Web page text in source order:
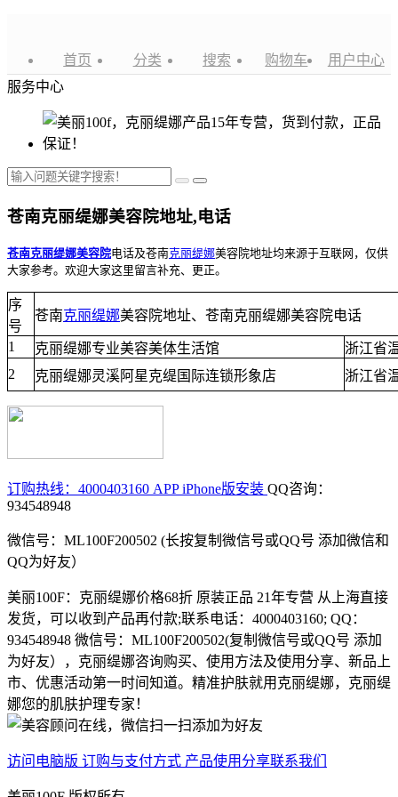
首页 分类 搜索 购物车
用户中心
服务中心
苍南克丽缇娜美容院地址,电话
苍南克丽缇娜美容院电话及苍南克丽缇娜美容院地址均来源于互联网，仅供
大家参考。欢迎大家这里留言补充、更正。
序
号
苍南克丽缇娜美容院地址、苍南克丽缇娜美容院电话
1 克丽缇娜专业美容美体生活馆
浙江省
2
克丽缇娜灵溪阿星克缇国际连锁形象店 浙江省
订购热线：4000403160 APP iPhone版安装 QQ咨询：
934548948
微信号：ML100F200502 (长按复制微信号或QQ号 添加微信和
QQ为好友）
美丽100F：克丽缇娜价格68折 原装正品 21年专营 从上海直接
发货，可以收到产品再付款;联系电话：4000403160; QQ：
934548948 微信号：ML100F200502(复制微信号或QQ号 添加
为好友），克丽缇娜咨询购买、使用方法及使用分享、新品上
市、优惠活动第一时间知道。精准护肤就用克丽缇娜，克丽缇
娜您的肌肤护理专家！
访问电脑版 订购与支付方式 产品使用分享联系我们